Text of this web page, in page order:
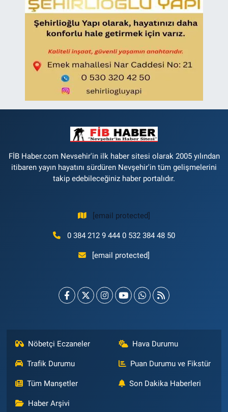
FİB Haber.com Nevsehir'in ilk haber sitesi olarak 2005 yılından
itibaren yayın hayatını sürdüren Nevşehir'in tüm gelişmelerini
takip edebileceğiniz haber portalıdır.
[email protected]
0 384 212 9 444 0 532 384 48 50
[email protected]
Nöbetçi Eczaneler Hava Durumu
Trafik Durumu Puan Durumu ve Fikstür
Tüm Manşetler Son Dakika Haberleri
Haber Arşivi